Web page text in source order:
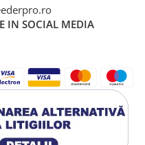
IN SOCIAL MEDIA